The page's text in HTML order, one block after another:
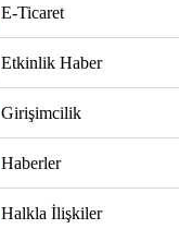
E-Ticaret
Etkinlik Haber
Girişimcilik
Haberler
Halkla İlişkiler